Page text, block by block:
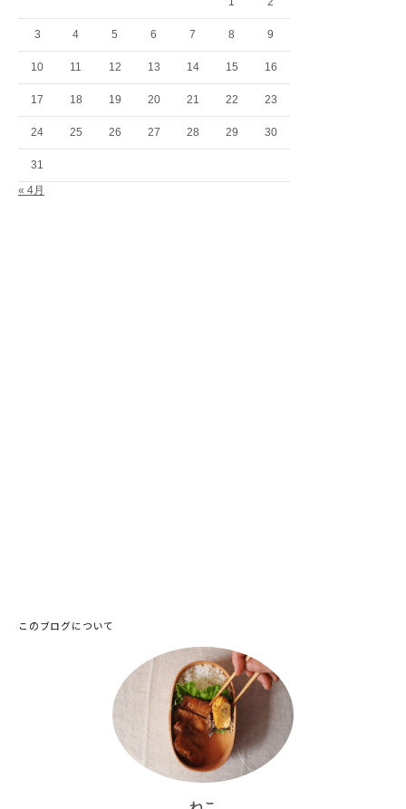
3 4 5 6 7 8 9
10 11 12 13 14 15 16
17 18 19 20 21 22 23
24 25 26 27 28 29 30
31
« 4月
このブログについて